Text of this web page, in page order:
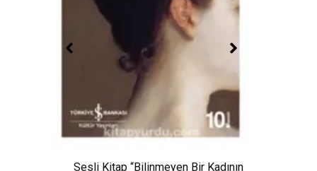
Sesli Kitap “Bilinmeyen Bir Kadının